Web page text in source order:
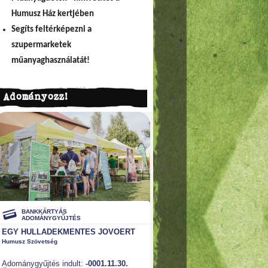
Humusz Ház kertjében
Segíts feltérképezni a
szupermarketek
műanyaghasználatát!
Adományozz!